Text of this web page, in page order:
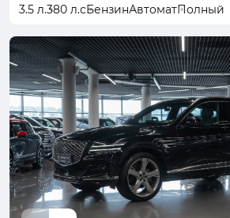
3.5 л.380 л.сБензинАвтоматПолный